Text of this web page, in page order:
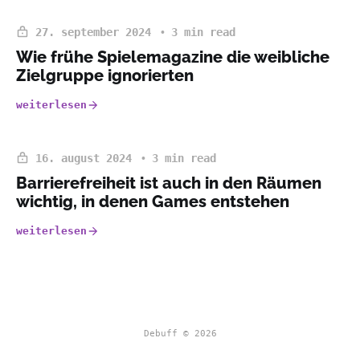
27. september 2024 3 min read
Wie frühe Spielemagazine die weibliche
Zielgruppe ignorierten
weiterlesen
16. august 2024 3 min read
Barrierefreiheit ist auch in den Räumen
wichtig, in denen Games entstehen
weiterlesen
Debuff © 2026